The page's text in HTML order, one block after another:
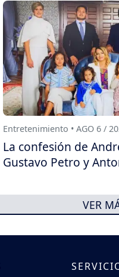
Entretenimiento • AGO 6 /
La confesión de
Gustavo Petro y
VER